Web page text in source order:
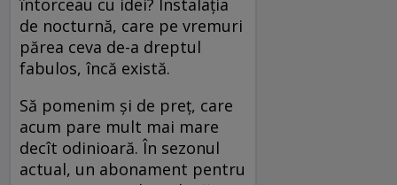
de nocturnă, care pe vremuri
părea ceva de-a dreptul
fabulos, încă există.
Să pomenim și de preț, care
acum pare mult mai mare
decît odinioară. În sezonul
actual, un abonament pentru